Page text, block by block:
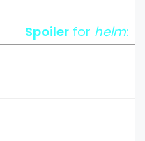
Spoilerfor helm: